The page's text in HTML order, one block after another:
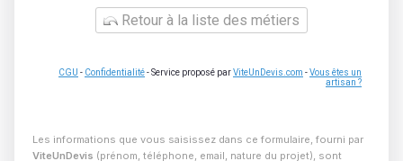
Retour à la liste des métiers
CGU - Confidentialité- Service proposé parViteUnDevis.com -Vous êtes un
artisan ?
Les informations que vous saisissez dans ce formulaire, fourni par
ViteUnDevis (prénom, téléphone, email, nature du projet), sont